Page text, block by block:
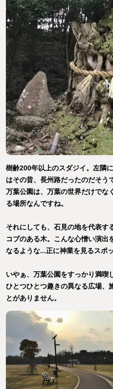
樹齢200年以上のスダジイ。左隣
はその昔、長州路だったのだそう
万葉公園は、万葉の世界だけでな
る場所なんですね。
それにしても、石見の地を代表す
コブのある木。こんな心憎い演出
なるような...正に神業を見るスポ
いやぁ、万葉公園をすっかり満喫
ひとつひとつ趣きの異なる広場、
とがありません。